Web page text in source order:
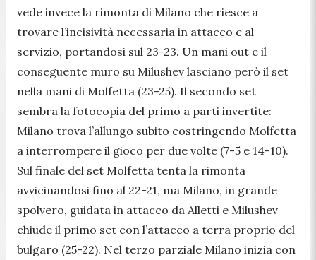
vede invece la rimonta di Milano che riesce a
trovare l’incisività necessaria in attacco e al
servizio, portandosi sul 23-23. Un mani out e il
conseguente muro su Milushev lasciano però il set
nella mani di Molfetta (23-25). Il secondo set
sembra la fotocopia del primo a parti invertite:
Milano trova l’allungo subito costringendo Molfetta
a interrompere il gioco per due volte (7-5 e 14-10).
Sul finale del set Molfetta tenta la rimonta
avvicinandosi fino al 22-21, ma Milano, in grande
spolvero, guidata in attacco da Alletti e Milushev
chiude il primo set con l’attacco a terra proprio del
bulgaro (25-22). Nel terzo parziale Milano inizia con